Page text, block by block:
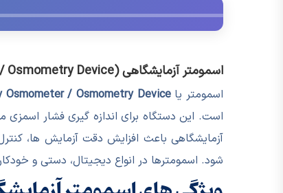
اسمومتر آزمایشگاهی (Laboratory Osmometer / Osmometry Device) و کاربرد آن
اسمومتر یاOsmometer / Osmometry Device
است. این دستگاه برای اندازه گیری فشار
آزمایشگاهی باعث افزایش دقت آزمایش ها،
شود. اسمومترها در انواع دیجیتال، دستی و